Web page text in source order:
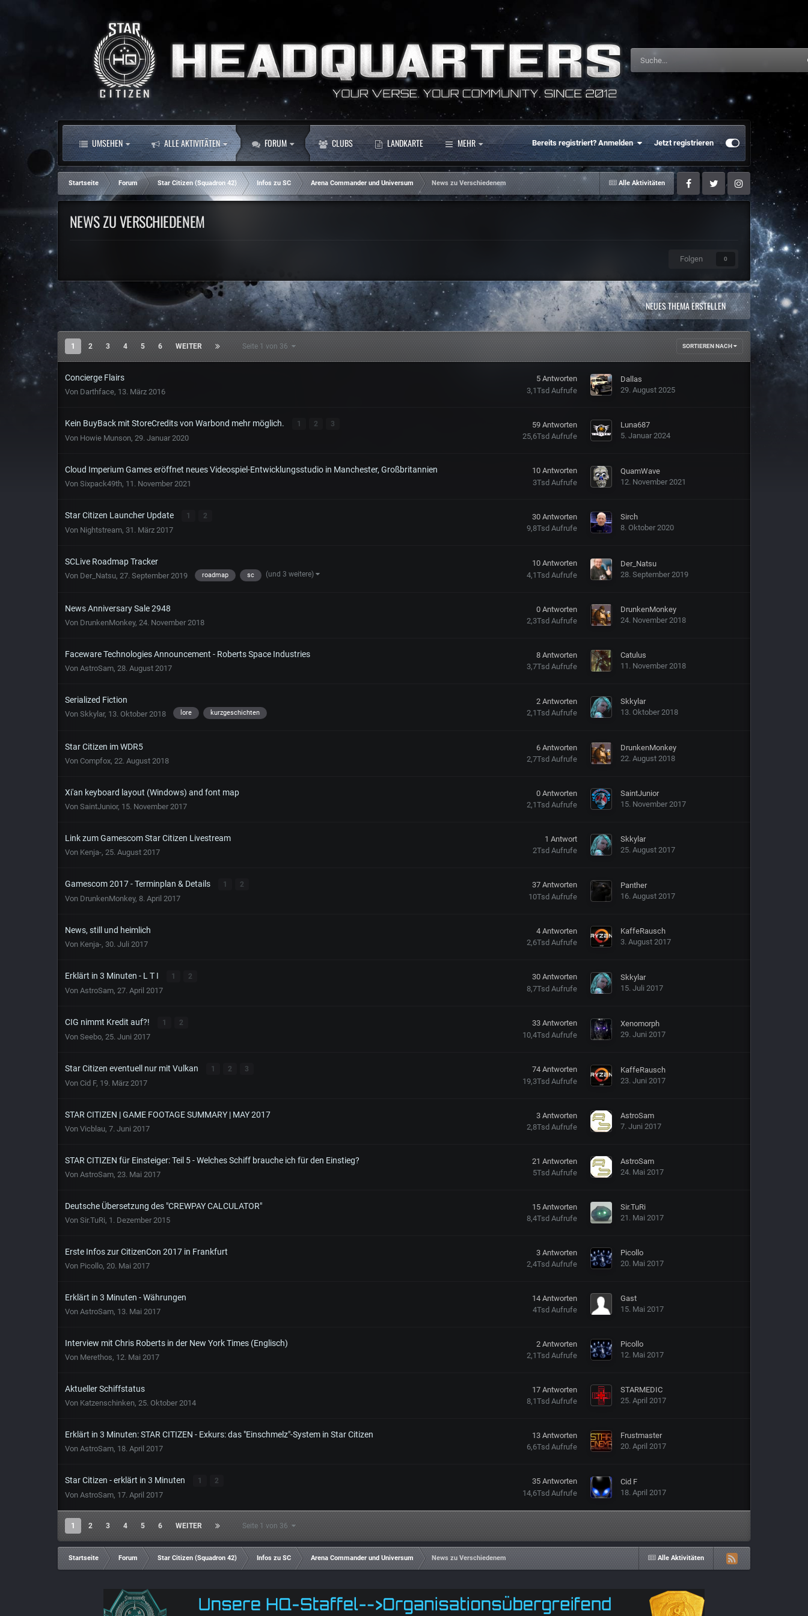
UMSEHEN ALLE AKTIVITÄTEN FORUM CLUBS LANDKARTE MEHR Bereits registriert? Anmelden Jetzt registrieren
Alle Aktivitäten
Startseite Forum Star Citizen (Squadron 42) Infos zu SC Arena Commander und Universum
News zu Verschiedenem
FacebookTwitter Instagram
NEWS ZU VERSCHIEDENEM
Folgen 0
NEUES THEMA ERSTELLEN
SORTIEREN NACH
1 2 3 4 5 6 WEITER Seite 1 von 36
Concierge Flairs
Von Darthface, 13. März 2016
5 Antworten
3,1Tsd Aufrufe
Dallas
29. August 2025
Kein BuyBack mit StoreCredits von Warbond mehr möglich. 1 2 3
Von Howie Munson, 29. Januar 2020
59 Antworten
25,6Tsd Aufrufe
Luna687
5. Januar 2024
Cloud Imperium Games eröffnet neues Videospiel-Entwicklungsstudio in Manchester, Großbritannien
Von Sixpack49th, 11. November 2021
10 Antworten
3Tsd Aufrufe
QuamWave
12. November 2021
Star Citizen Launcher Update 1 2
Von Nightstream, 31. März 2017
30 Antworten
9,8Tsd Aufrufe
Sirch
8. Oktober 2020
SCLive Roadmap Tracker
Von Der_Natsu, 27. September 2019 roadmap sc (und 3 weitere)
10 Antworten
4,1Tsd Aufrufe
Der_Natsu
28. September 2019
News Anniversary Sale 2948
Von DrunkenMonkey, 24. November 2018
0 Antworten
2,3Tsd Aufrufe
DrunkenMonkey
24. November 2018
Faceware Technologies Announcement - Roberts Space Industries
Von AstroSam, 28. August 2017
8 Antworten
3,7Tsd Aufrufe
Catulus
11. November 2018
Serialized Fiction
Von Skkylar, 13. Oktober 2018 lore kurzgeschichten
2 Antworten
2,1Tsd Aufrufe
Skkylar
13. Oktober 2018
Star Citizen im WDR5
Von Compfox, 22. August 2018
6 Antworten
2,7Tsd Aufrufe
DrunkenMonkey
22. August 2018
Xi'an keyboard layout (Windows) and font map
Von SaintJunior, 15. November 2017
0 Antworten
2,1Tsd Aufrufe
SaintJunior
15. November 2017
Link zum Gamescom Star Citizen Livestream
Von Kenja-, 25. August 2017
1 Antwort
2Tsd Aufrufe
Skkylar
25. August 2017
Gamescom 2017 - Terminplan & Details 1 2
Von DrunkenMonkey, 8. April 2017
37 Antworten
10Tsd Aufrufe
Panther
16. August 2017
News, still und heimlich
Von Kenja-, 30. Juli 2017
4 Antworten
2,6Tsd Aufrufe
KaffeRausch
3. August 2017
Erklärt in 3 Minuten - L T I 1 2
Von AstroSam, 27. April 2017
30 Antworten
8,7Tsd Aufrufe
Skkylar
15. Juli 2017
CIG nimmt Kredit auf?! 1 2
Von Seebo, 25. Juni 2017
33 Antworten
10,4Tsd Aufrufe
Xenomorph
29. Juni 2017
Star Citizen eventuell nur mit Vulkan 1 2 3
Von Cid F, 19. März 2017
74 Antworten
19,3Tsd Aufrufe
KaffeRausch
23. Juni 2017
STAR CITIZEN | GAME FOOTAGE SUMMARY | MAY 2017
Von Vicblau, 7. Juni 2017
3 Antworten
2,8Tsd Aufrufe
AstroSam
7. Juni 2017
STAR CITIZEN für Einsteiger: Teil 5 - Welches Schiff brauche ich für den Einstieg?
Von AstroSam, 23. Mai 2017
21 Antworten
5Tsd Aufrufe
AstroSam
24. Mai 2017
Deutsche Übersetzung des "CREWPAY CALCULATOR"
Von Sir.TuRi, 1. Dezember 2015
15 Antworten
8,4Tsd Aufrufe
Sir.TuRi
21. Mai 2017
Erste Infos zur CitizenCon 2017 in Frankfurt
Von Picollo, 20. Mai 2017
3 Antworten
2,4Tsd Aufrufe
Picollo
20. Mai 2017
Erklärt in 3 Minuten - Währungen
Von AstroSam, 13. Mai 2017
14 Antworten
4Tsd Aufrufe
Gast
15. Mai 2017
Interview mit Chris Roberts in der New York Times (Englisch)
Von Merethos, 12. Mai 2017
2 Antworten
2,1Tsd Aufrufe
Picollo
12. Mai 2017
Aktueller Schiffstatus
Von Katzenschinken, 25. Oktober 2014
17 Antworten
8,1Tsd Aufrufe
STARMEDIC
25. April 2017
Erklärt in 3 Minuten: STAR CITIZEN - Exkurs: das "Einschmelz"-System in Star Citizen
Von AstroSam, 18. April 2017
13 Antworten
6,6Tsd Aufrufe
Frustmaster
20. April 2017
Star Citizen - erklärt in 3 Minuten 1 2
Von AstroSam, 17. April 2017
35 Antworten
14,6Tsd Aufrufe
Cid F
18. April 2017
1 2 3 4 5 6 WEITER Seite 1 von 36
Alle Aktivitäten
Startseite Forum Star Citizen (Squadron 42) Infos zu SC Arena Commander und Universum News zu Verschiedenem